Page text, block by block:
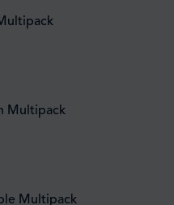
Multipack
Multipack